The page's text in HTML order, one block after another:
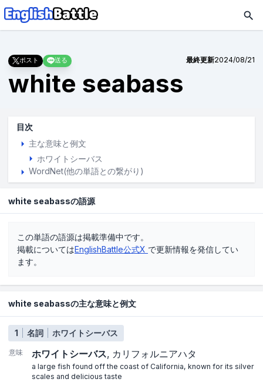
ポスト 送る 最終更新2024/08/21
white seabass
目次
主な意味と例文
ホワイトシーバス
WordNet(他の単語との繋がり)
white seabassの語源
この単語の語源は掲載準備中です。
掲載についてはEnglishBattle公式X で更新情報を発信してい
ます。
white seabassの主な意味と例文
1 名詞 ホワイトシーバス
意味 ホワイトシーバス カリフォルニアハタ
a large fish found off the coast of California, known for its silver
scales and delicious taste